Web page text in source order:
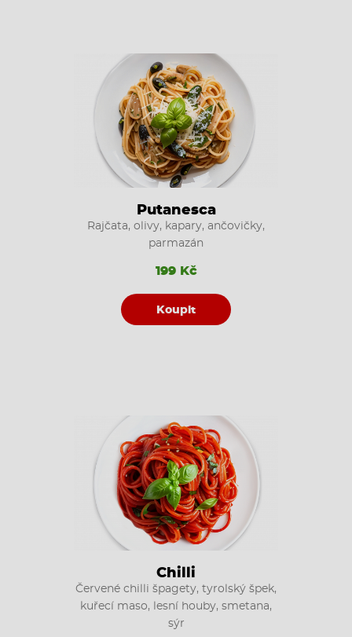
Putanesca
Rajčata, olivy, kapary, ančovičky,
parmazán
199 Kč
Koupit
Chilli
Červené chilli špagety, tyrolský špek,
kuřecí maso, lesní houby, smetana,
sýr